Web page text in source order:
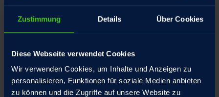
Zustimmung Details Über Cookies
Diese Webseite verwendet Cookies
Wir verwenden Cookies, um Inhalte und Anzeigen zu
personalisieren, Funktionen für soziale Medien anbieten
zu können und die Zugriffe auf unsere Website zu
integrated torque support for the spindel
nut
screw
thrust tube hard-chromed